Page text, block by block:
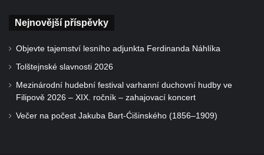
Nejnovější příspěvky
Objevte tajemství lesního adjunkta Ferdinanda Náhlíka
Tolštejnské slavnosti 2026
Mezinárodní hudební festival varhanní duchovní hudby ve
Filipově 2026 – XIX. ročník – zahajovací koncert
Večer na počest Jakuba Bart-Ćišinského (1856–1909)